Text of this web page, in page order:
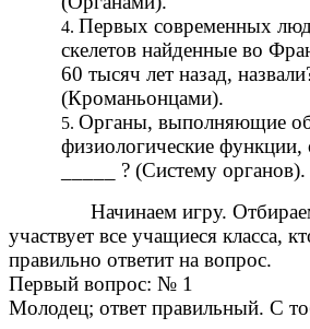
Первых современных
скелетов найденные во
60 тысяч лет назад,
(Кроманьонцами).
Органы, выполняющие
физиологические функции,
_____ ? (Систему органов).
Начинаем игру. Отбираем
участвует все учащиеся класса,
правильно ответит на вопрос.
Первый вопрос: № 1
Молодец; ответ правильный. С